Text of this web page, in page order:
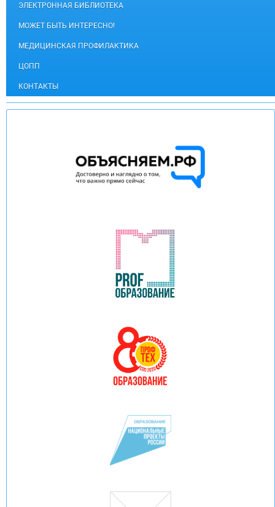
ЭЛЕКТРОННАЯ БИБЛИОТЕКА
МОЖЕТ БЫТЬ ИНТЕРЕСНО!
МЕДИЦИНСКАЯ ПРОФИЛАКТИКА
ЦОПП
КОНТАКТЫ